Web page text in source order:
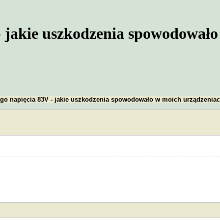
uszkodzenia
napięcia 83V - jakie uszkodzenia spowodowało w moich